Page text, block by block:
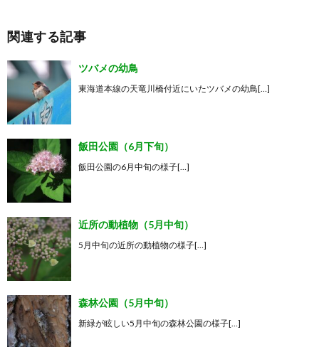
関連する記事
ツバメの幼鳥
東海道本線の天竜川橋付近にいたツバメの幼鳥[…]
飯田公園（6月下旬）
飯田公園の6月中旬の様子[…]
近所の動植物（5月中旬）
5月中旬の近所の動植物の様子[…]
森林公園（5月中旬）
新緑が眩しい5月中旬の森林公園の様子[…]